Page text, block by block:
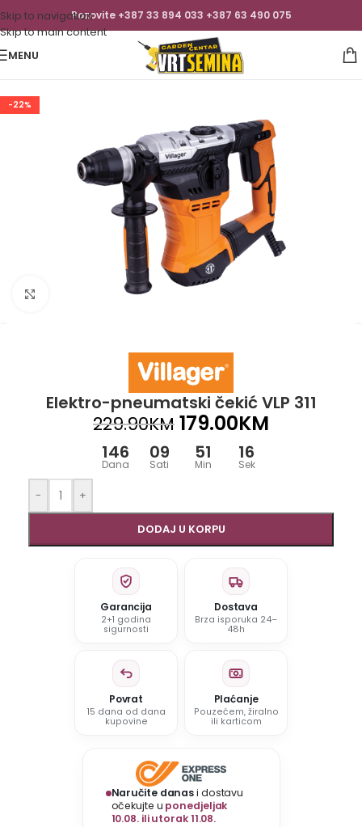
Skip to navigation
Skip to main content
Pozovite +387 33 894 033 +387 63 490 075
MENU
-22%
Click to enlarge
Elektro-pneumatski čekić VLP 311
229.90KM179.00KM
146
Dana
09
Sati
51
Min
16
Sek
- +
DODAJ U KORPU
Garancija
2+1 godina
sigurnosti
Dostava
Brza isporuka 24–
48h
Povrat
15 dana od dana
kupovine
Plaćanje
Pouzećem, žiralno
ili karticom
Naručite danasi dostavu
očekujte u ponedjeljak
10.08. ili utorak 11.08.